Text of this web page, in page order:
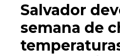
Salvador
semana de